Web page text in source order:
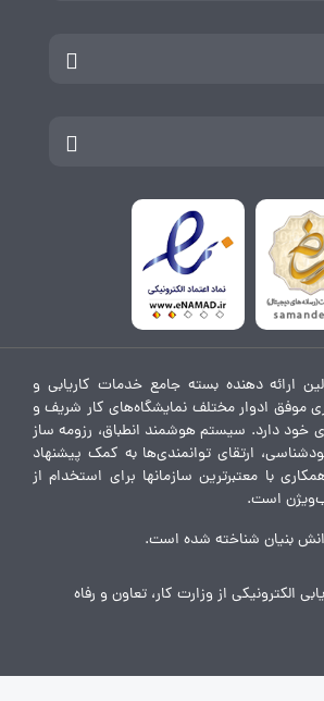
ارائه دهنده بسته جامع خدمات کاریابی و
موفق ادوار مختلف نمایشگاه‌های کار شریف و
خود دارد. سیستم هوشمند انطباق، رزومه ساز
ارتقای توانمندی‌ها به کمک پیشنهاد
با معتبرترین سازمانها برای استخدام از
است.
بنیان شناخته شده است.
الکترونیکی از وزارت کار، تعاون و رفاه